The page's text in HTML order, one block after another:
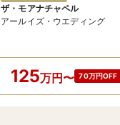
ザ・モアナチャペル
アールイズ・ウエディング
125万円〜 70万円OFF